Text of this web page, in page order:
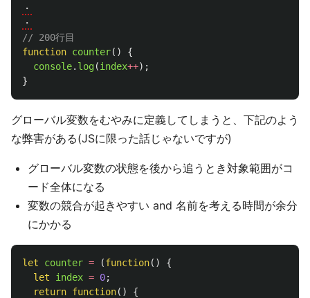
・
・
// 200行目
function counter()
{
console. log(index++);
}
グローバル変数をむやみに定義してしまうと、下記のよう
な弊害がある(JSに限った話じゃないですが)
グローバル変数の状態を後から追うとき対象範囲がコ
ード全体になる
変数の競合が起きやすい and 名前を考える時間が余分
にかかる
let counter = (function()
{
let
index = 0;
return function()
{